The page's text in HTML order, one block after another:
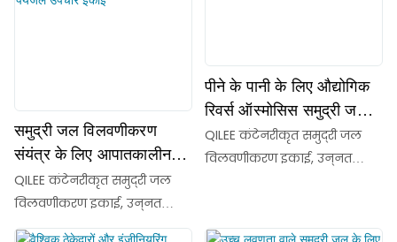
औद्योगिक संयंत्रों और
आपातकालीन जल आपूर्ति के
लिए डिज़ाइन की गई ये
प्रणालियाँ समुद्री जल या उच्च-
लवणता वाले जल को
पानी में कुशलतापूर्वक परिवर्तित
समुद्री जल विलवणीकरण
संयंत्र के लिए आपातकालीन
जल आपूर्ति, अपतटीय तेल रिग
शिविर के लिए कंटेनरीकृत
पेयजल उपचार इकाई
QILEE कंटेनरीकृत समुद्री जल
विलवणीकरण इकाई, उन्नत
SWRO तकनीक और उच्च-
पीने के पानी के लिए औद्योगिक
रिवर्स ऑस्मोसिस समुद्री जल
विलवणीकरण प्रणाली (आरओ
वाटर प्लांट उपकरण)
QILEE कंटेनरीकृत समुद्री जल
विलवणीकरण इकाई, उन्नत
SWRO-8040HR मेम्ब्रेन तत्वों